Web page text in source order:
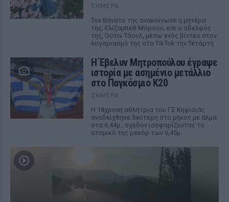
ΣΉΜΕΡΑ
Τον θάνατο της ανακοίνωσε η μητέρα
της, Ελίζαμπεθ Μόροου, και ο αδελφός
της, Όστιν Τάουλ, μέσω ενός βίντεο στον
λογαριασμό της στο TikTok την Τετάρτη
Η Έβελυν Μητροπούλου έγραψε
ιστορία με ασημένιο μετάλλιο
στο Παγκόσμιο Κ20
ΣΉΜΕΡΑ
Η 18χρονη αθλήτρια του ΓΣ Κηφισιάς
αναδείχθηκε δεύτερη στο μήκος με άλμα
στα 6,44μ., σχεδόν ισοφαρίζοντας το
ατομικό της ρεκόρ των 6,45μ.